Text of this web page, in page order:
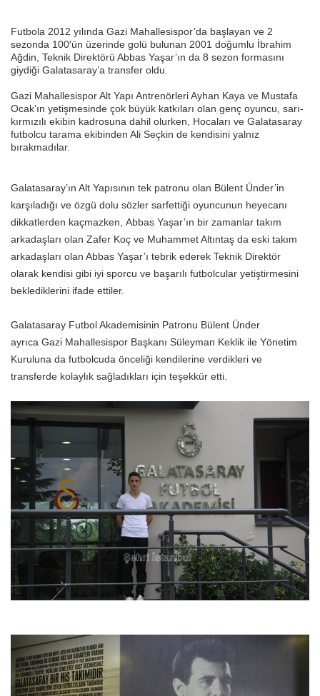
Futbola 2012 yılında Gazi Mahallesispor’da başlayan ve 2
sezonda 100′ün üzerinde golü bulunan 2001 doğumlu İbrahim
Ağdin, Teknik Direktörü Abbas Yaşar’ın da 8 sezon formasını
giydiği Galatasaray’a transfer oldu.
Gazi Mahallesispor Alt Yapı Antrenörleri Ayhan Kaya ve Mustafa
Ocak’ın yetişmesinde çok büyük katkıları olan genç oyuncu, sarı-
kırmızılı ekibin kadrosuna dahil olurken, Hocaları ve Galatasaray
futbolcu tarama ekibinden Ali Seçkin de kendisini yalnız
bırakmadılar.
Galatasaray’ın Alt Yapısının tek patronu olan Bülent Ünder’in
karşıladığı ve özgü dolu sözler sarfettiği oyuncunun heyecanı
dikkatlerden kaçmazken, Abbas Yaşar’ın bir zamanlar takım
arkadaşları olan Zafer Koç ve Muhammet Altıntaş da eski takım
arkadaşları olan Abbas Yaşar’ı tebrik ederek Teknik Direktör
olarak kendisi gibi iyi sporcu ve başarılı futbolcular yetiştirmesini
beklediklerini ifade ettiler.
Galatasaray Futbol Akademisinin Patronu Bülent Ünder
ayrıca Gazi Mahallesispor Başkanı Süleyman Keklik ile Yönetim
Kuruluna da futbolcuda önceliği kendilerine verdikleri ve
transferde kolaylık sağladıkları için teşekkür etti.